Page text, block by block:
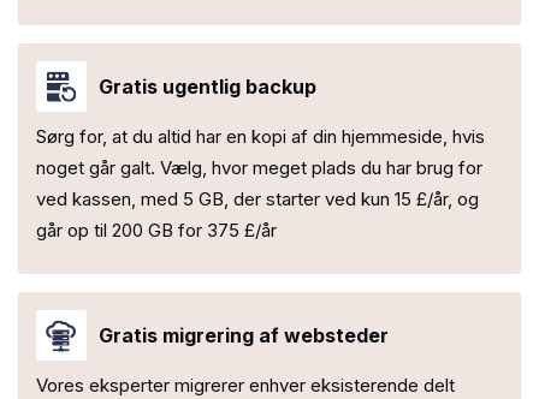
Gratis ugentlig backup
Sørg for, at du altid har en kopi af din hjemmeside, hvis
noget går galt. Vælg, hvor meget plads du har brug for
ved kassen, med 5 GB, der starter ved kun 15 £/år, og
går op til 200 GB for 375 £/år
Gratis migrering af websteder
Vores eksperter migrerer enhver eksisterende delt